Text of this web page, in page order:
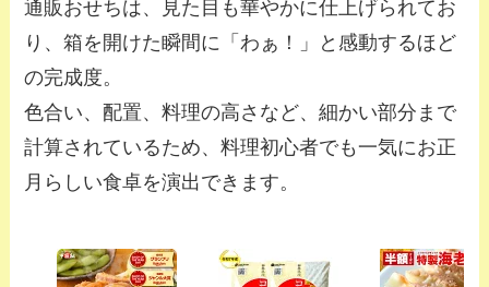
通販おせちは、見た目も華やかに仕上げられてお
り、箱を開けた瞬間に「わぁ！」と感動するほど
の完成度。
色合い、配置、料理の高さなど、細かい部分まで
計算されているため、料理初心者でも一気にお正
月らしい食卓を演出できます。